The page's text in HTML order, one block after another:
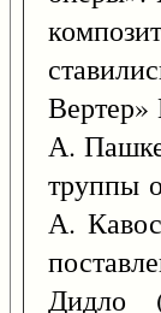
Вертер»
А.
труппы
А.
Дидло